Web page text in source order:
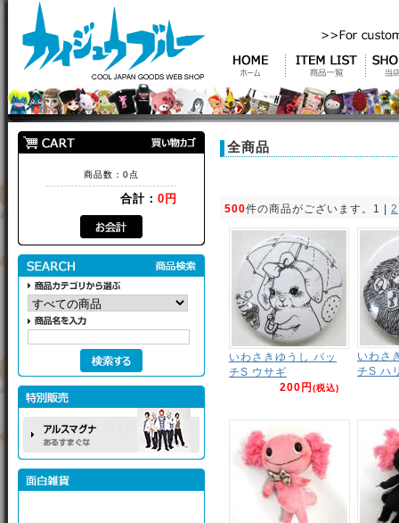
商品数：0点
合計： 0円
全商品
500件の商品がございます。 1 | 2
いわさきゆうし バッ
チS ウサギ
200円 (税込)
いわさ
チS ハ